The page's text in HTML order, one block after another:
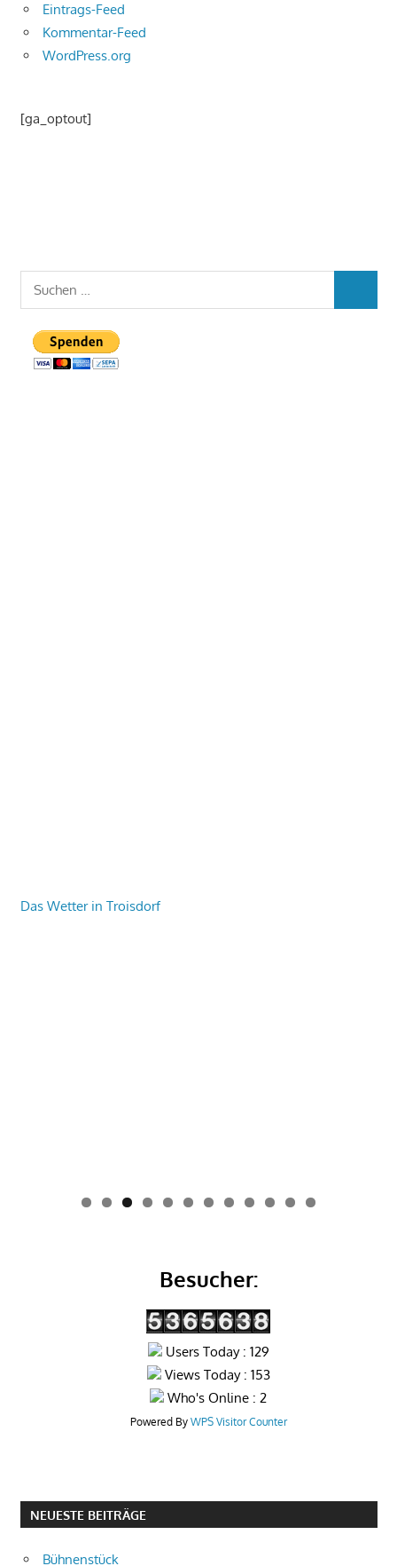
Eintrags-Feed
Kommentar-Feed
WordPress.org
[ga_optout]
Suchen
nach:
Das Wetter in Troisdorf
0 1 2
Besucher:
Users Today : 129
Views Today : 153
Who's Online : 2
Powered By WPS Visitor Counter
NEUESTE BEITRÄGE
Bühnenstück